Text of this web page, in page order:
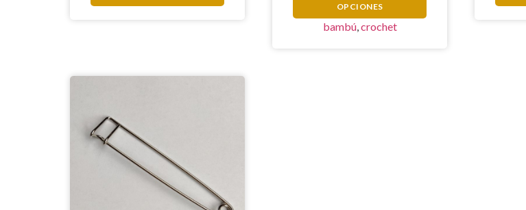
OPCIONES
bambú,crochet